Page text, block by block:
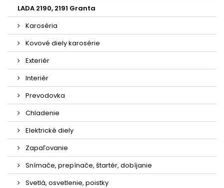
LADA 2190, 2191 Granta
Karoséria
Kovové diely karosérie
Exteriér
Interiér
Prevodovka
Chladenie
Elektrické diely
Zapaľovanie
Snímače, prepínače, štartér, dobíjanie
Svetlá, osvetlenie, poistky